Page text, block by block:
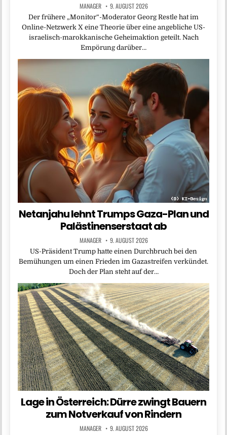
MANAGER 9. AUGUST 2026
Der frühere „Monitor“-Moderator Georg Restle hat im
Online-Netzwerk X eine Theorie über eine angebliche US-
israelisch-marokkanische Geheimaktion geteilt. Nach
Empörung darüber…
Netanjahu lehnt Trumps Gaza-Plan und
Palästinenserstaat ab
MANAGER 9. AUGUST 2026
US-Präsident Trump hatte einen Durchbruch bei den
Bemühungen um einen Frieden im Gazastreifen verkündet.
Doch der Plan steht auf der…
Lage in Österreich: Dürre zwingt Bauern
zum Notverkauf von Rindern
MANAGER 9. AUGUST 2026